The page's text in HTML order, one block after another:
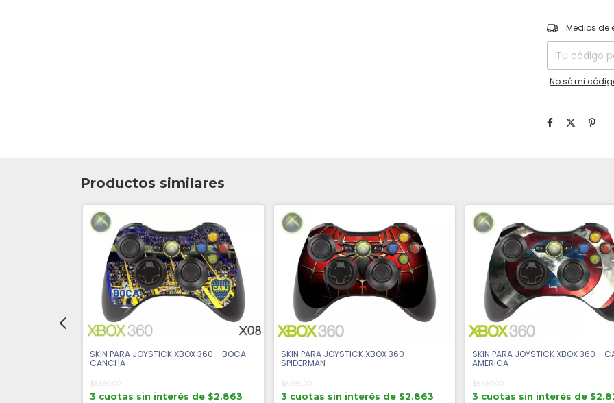
Entregas para
Medios de
No sé mi
Productos similares
SKIN PARA JOYSTICK XBOX 360 - BOCA
CANCHA
$8.590,00
3 cuotas sin interés de $2.863
SKIN PARA JOYSTICK XBOX 360 -
SPIDERMAN
$8.590,00
3 cuotas sin interés de $2.863
SKIN PARA JOYSTICK XBOX 360 -
AMERICA
$8.480,00
3 cuotas sin interés de